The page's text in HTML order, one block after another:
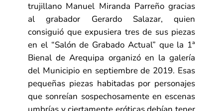
trujillano Manuel Miranda Parreño gracias
al grabador Gerardo Salazar, quien
consiguió que expusiera tres de sus piezas
en el “Salón de Grabado Actual” que la 1ª
Bienal de Arequipa organizó en la galería
del Municipio en septiembre de 2019. Esas
pequeñas piezas habitadas por personajes
que sonreían sospechosamente en escenas